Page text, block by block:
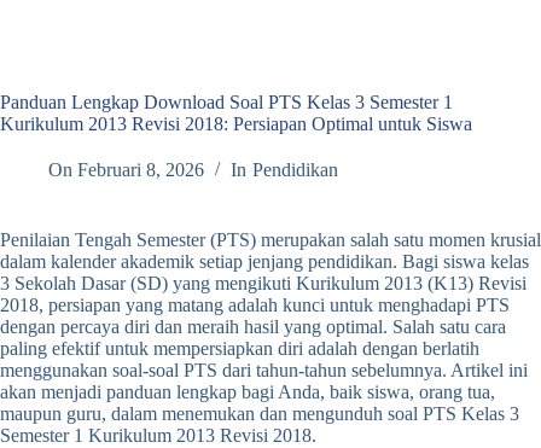
Panduan Lengkap Download Soal PTS Kelas 3 Semester 1
Kurikulum 2013 Revisi 2018: Persiapan Optimal untuk Siswa
On Februari 8, 2026 In Pendidikan
Penilaian Tengah Semester (PTS) merupakan salah satu momen krusial
dalam kalender akademik setiap jenjang pendidikan. Bagi siswa kelas
3 Sekolah Dasar (SD) yang mengikuti Kurikulum 2013 (K13) Revisi
2018, persiapan yang matang adalah kunci untuk menghadapi PTS
dengan percaya diri dan meraih hasil yang optimal. Salah satu cara
paling efektif untuk mempersiapkan diri adalah dengan berlatih
menggunakan soal-soal PTS dari tahun-tahun sebelumnya. Artikel ini
akan menjadi panduan lengkap bagi Anda, baik siswa, orang tua,
maupun guru, dalam menemukan dan mengunduh soal PTS Kelas 3
Semester 1 Kurikulum 2013 Revisi 2018.